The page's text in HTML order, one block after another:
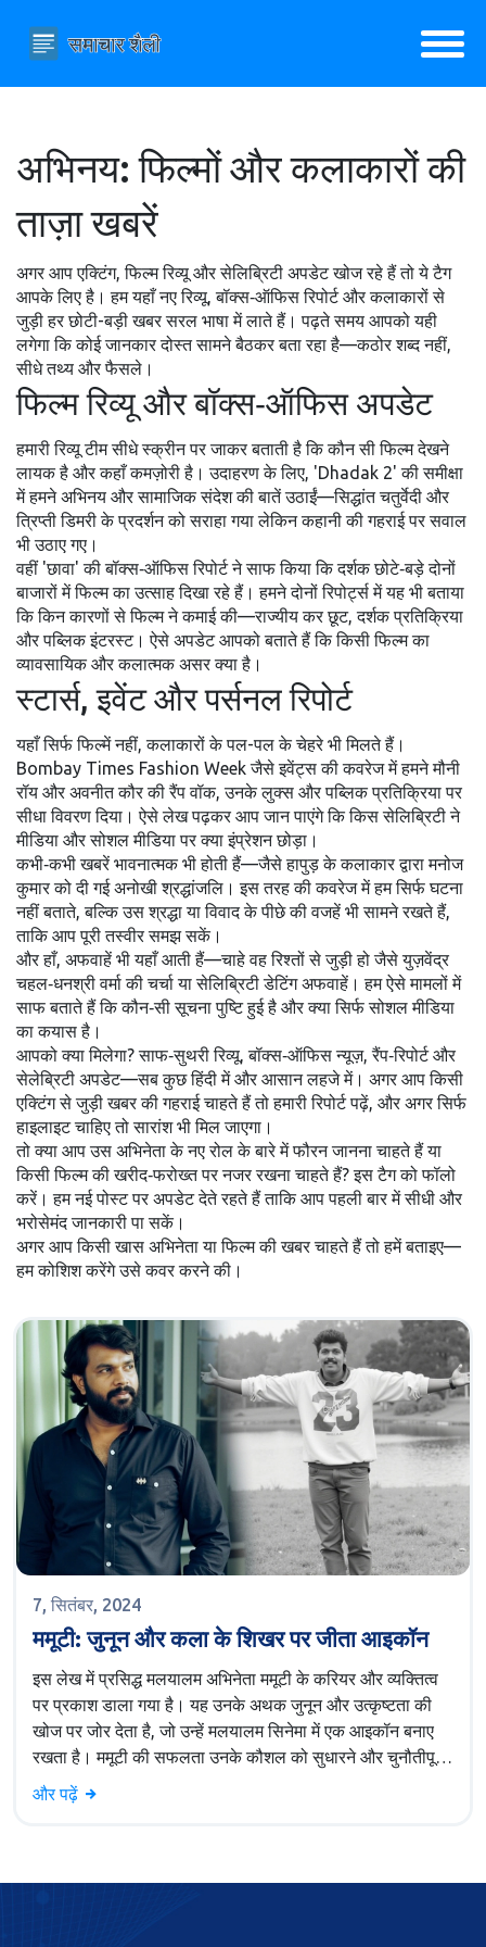
अभिनय: फिल्मों और कलाकारों की
ताज़ा खबरें
अगर आप एक्टिंग, फिल्म रिव्यू और सेलिब्रिटी अपडेट खोज रहे हैं तो ये टैग
आपके लिए है। हम यहाँ नए रिव्यू, बॉक्स‑ऑफिस रिपोर्ट और कलाकारों से
जुड़ी हर छोटी-बड़ी खबर सरल भाषा में लाते हैं। पढ़ते समय आपको यही
लगेगा कि कोई जानकार दोस्त सामने बैठकर बता रहा है—कठोर शब्द नहीं,
सीधे तथ्य और फैसले।
फिल्म रिव्यू और बॉक्स‑ऑफिस अपडेट
हमारी रिव्यू टीम सीधे स्क्रीन पर जाकर बताती है कि कौन सी फिल्म देखने
लायक है और कहाँ कमज़ोरी है। उदाहरण के लिए, 'Dhadak 2' की समीक्षा
में हमने अभिनय और सामाजिक संदेश की बातें उठाईं—सिद्धांत चतुर्वेदी और
त्रिप्ती डिमरी के प्रदर्शन को सराहा गया लेकिन कहानी की गहराई पर सवाल
भी उठाए गए।
वहीं 'छावा' की बॉक्स‑ऑफिस रिपोर्ट ने साफ किया कि दर्शक छोटे‑बड़े दोनों
बाजारों में फिल्म का उत्साह दिखा रहे हैं। हमने दोनों रिपोर्ट्स में यह भी बताया
कि किन कारणों से फिल्म ने कमाई की—राज्यीय कर छूट, दर्शक प्रतिक्रिया
और पब्लिक इंटरस्ट। ऐसे अपडेट आपको बताते हैं कि किसी फिल्म का
व्यावसायिक और कलात्मक असर क्या है।
स्टार्स, इवेंट और पर्सनल रिपोर्ट
यहाँ सिर्फ फिल्में नहीं, कलाकारों के पल-पल के चेहरे भी मिलते हैं।
Bombay Times Fashion Week जैसे इवेंट्स की कवरेज में हमने मौनी
रॉय और अवनीत कौर की रैंप वॉक, उनके लुक्स और पब्लिक प्रतिक्रिया पर
सीधा विवरण दिया। ऐसे लेख पढ़कर आप जान पाएंगे कि किस सेलिब्रिटी ने
मीडिया और सोशल मीडिया पर क्या इंप्रेशन छोड़ा।
कभी‑कभी खबरें भावनात्मक भी होती हैं—जैसे हापुड़ के कलाकार द्वारा मनोज
कुमार को दी गई अनोखी श्रद्धांजलि। इस तरह की कवरेज में हम सिर्फ घटना
नहीं बताते, बल्कि उस श्रद्धा या विवाद के पीछे की वजहें भी सामने रखते हैं,
ताकि आप पूरी तस्वीर समझ सकें।
और हाँ, अफवाहें भी यहाँ आती हैं—चाहे वह रिश्तों से जुड़ी हो जैसे युज़वेंद्र
चहल‑धनश्री वर्मा की चर्चा या सेलिब्रिटी डेटिंग अफवाहें। हम ऐसे मामलों में
साफ बताते हैं कि कौन‑सी सूचना पुष्टि हुई है और क्या सिर्फ सोशल मीडिया
का कयास है।
आपको क्या मिलेगा? साफ‑सुथरी रिव्यू, बॉक्स‑ऑफिस न्यूज़, रैंप‑रिपोर्ट और
सेलेब्रिटी अपडेट—सब कुछ हिंदी में और आसान लहजे में। अगर आप किसी
एक्टिंग से जुड़ी खबर की गहराई चाहते हैं तो हमारी रिपोर्ट पढ़ें, और अगर सिर्फ
हाइलाइट चाहिए तो सारांश भी मिल जाएगा।
तो क्या आप उस अभिनेता के नए रोल के बारे में फौरन जानना चाहते हैं या
किसी फिल्म की खरीद‑फरोख्त पर नजर रखना चाहते हैं? इस टैग को फॉलो
करें। हम नई पोस्ट पर अपडेट देते रहते हैं ताकि आप पहली बार में सीधी और
भरोसेमंद जानकारी पा सकें।
अगर आप किसी खास अभिनेता या फिल्म की खबर चाहते हैं तो हमें बताइए—
हम कोशिश करेंगे उसे कवर करने की।
7, सितंबर, 2024
ममूटी: जुनून और कला के शिखर पर जीता आइकॉन
इस लेख में प्रसिद्ध मलयालम अभिनेता ममूटी के करियर और व्यक्तित्व
पर प्रकाश डाला गया है। यह उनके अथक जुनून और उत्कृष्टता की
खोज पर जोर देता है, जो उन्हें मलयालम सिनेमा में एक आइकॉन बनाए
रखता है। ममूटी की सफलता उनके कौशल को सुधारने और चुनौतीपूर्ण
किरदार अपनाने की उनकी प्रतिबद्धता से जुड़ी है।
और पढ़ें